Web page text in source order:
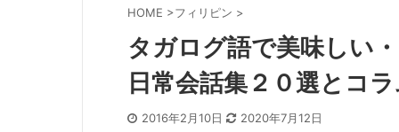
HOME >フィリピン >
タガログ語で美味しい
日常会話集２０選とコ
2016年2月10日 2020年7月12日